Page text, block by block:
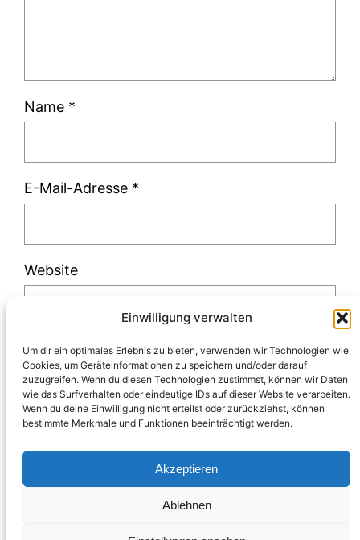
Einwilligung verwalten
Um dir ein optimales Erlebnis zu bieten, verwenden wir Technologien wie
Cookies, um Geräteinformationen zu speichern und/oder darauf
zuzugreifen. Wenn du diesen Technologien zustimmst, können wir Daten
wie das Surfverhalten oder eindeutige IDs auf dieser Website verarbeiten.
Wenn du deine Einwilligung nicht erteilst oder zurückziehst, können
bestimmte Merkmale und Funktionen beeinträchtigt werden.
Akzeptieren
Ablehnen
Name *
E-Mail-Adresse *
Website
Diese Website verwendet Akismet, um Spam
zu reduzieren.Erfahre, wie deine
Kommentardaten verarbeitet werden.